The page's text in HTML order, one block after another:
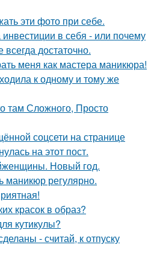
эти фото при себе.
в себя - или почему
достаточно.
меня как мастера маникюра!
к одному и тому же
там Сложного, Просто
соцсети на странице
на этот пост.
Новый год.
маникюр регулярно.
красок в образ?
кутикулы?
- считай, к отпуску